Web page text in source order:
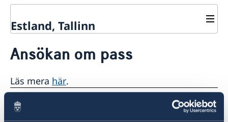
Estland, Tallinn
Sverige i Estland
Om oss
Ambassadör Charlotte Wrangberg
Dataskyddspolicy för utlandsmyndigheterna
Så stöttar vi svenska företag
Vi är en resurs för svenska företag
Team Sweden
Så kan du få stöd
Nyheter
Ansökan om pass
Läs mera här.
Senast uppdaterad 20 nov. 2017, 16.53